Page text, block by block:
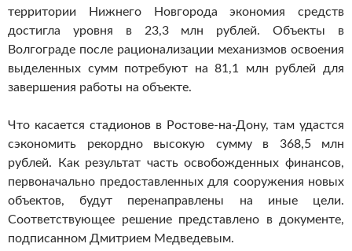
территории Нижнего Новгорода экономия средств
достигла уровня в 23,3 млн рублей. Объекты в
Волгограде после рационализации механизмов освоения
выделенных сумм потребуют на 81,1 млн рублей для
завершения работы на объекте.
Что касается стадионов в Ростове-на-Дону, там удастся
сэкономить рекордно высокую сумму в 368,5 млн
рублей. Как результат часть освобожденных финансов,
первоначально предоставленных для сооружения новых
объектов, будут перенаправлены на иные цели.
Соответствующее решение представлено в документе,
подписанном Дмитрием Медведевым.